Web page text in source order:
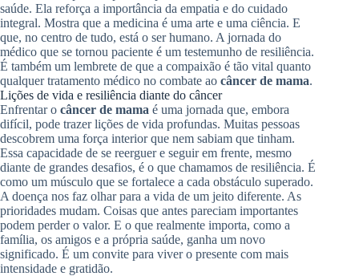
saúde. Ela reforça a importância da empatia e do cuidado
integral. Mostra que a medicina é uma arte e uma ciência. E
que, no centro de tudo, está o ser humano. A jornada do
médico que se tornou paciente é um testemunho de resiliência.
É também um lembrete de que a compaixão é tão vital quanto
qualquer tratamento médico no combate ao câncer de mama.
Lições de vida e resiliência diante do câncer
Enfrentar o câncer de mama é uma jornada que, embora
difícil, pode trazer lições de vida profundas. Muitas pessoas
descobrem uma força interior que nem sabiam que tinham.
Essa capacidade de se reerguer e seguir em frente, mesmo
diante de grandes desafios, é o que chamamos de resiliência. É
como um músculo que se fortalece a cada obstáculo superado.
A doença nos faz olhar para a vida de um jeito diferente. As
prioridades mudam. Coisas que antes pareciam importantes
podem perder o valor. E o que realmente importa, como a
família, os amigos e a própria saúde, ganha um novo
significado. É um convite para viver o presente com mais
intensidade e gratidão.